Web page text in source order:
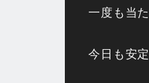
一度も当
今日も安